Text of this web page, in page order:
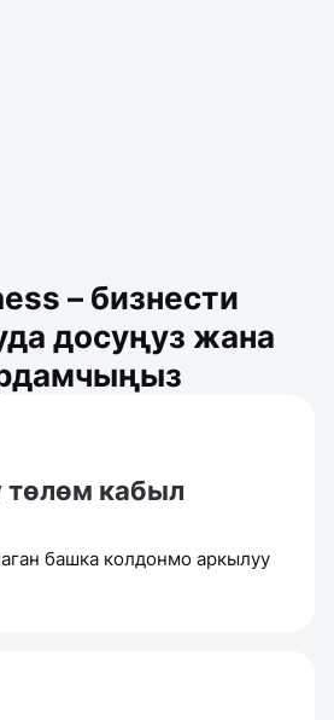
– бизнести
досуңуз жана
төлөм кабыл
башка колдонмо аркылуу